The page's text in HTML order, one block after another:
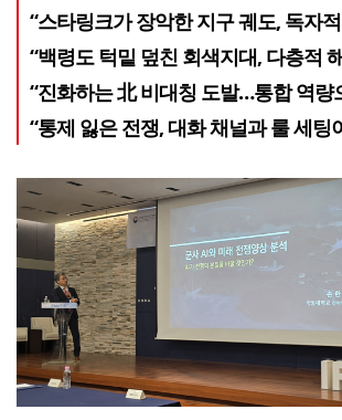
“스타링크가 장악한 지구 궤도, 독자
“백령도 턱밑 덮친 회색지대, 다층적
“진화하는 北 비대칭 도발…통합 역량
“통제 잃은 전쟁, 대화 채널과 룰 세팅